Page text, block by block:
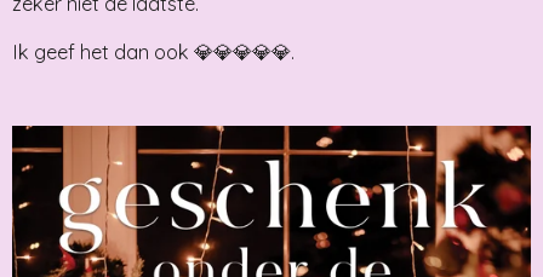
Ik geef het dan ook 💎💎💎💎💎.